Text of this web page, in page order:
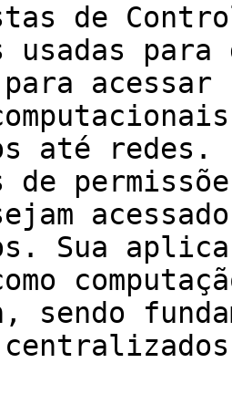
de
para
para
até redes.
de
Sua
sendo